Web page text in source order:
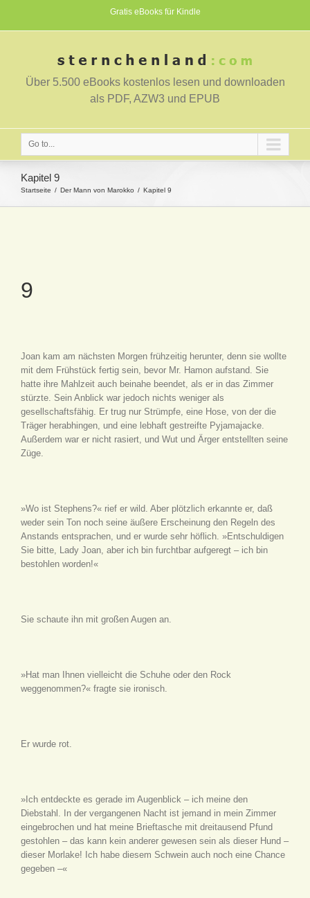
Gratis eBooks für Kindle
Über 5.500 eBooks kostenlos lesen und downloaden
als PDF, AZW3 und EPUB
Go to...
Kapitel 9
Startseite Der Mann von Marokko Kapitel 9
9
Joan kam am nächsten Morgen frühzeitig herunter, denn sie wollte
mit dem Frühstück fertig sein, bevor Mr. Hamon aufstand. Sie
hatte ihre Mahlzeit auch beinahe beendet, als er in das Zimmer
stürzte. Sein Anblick war jedoch nichts weniger als
gesellschaftsfähig. Er trug nur Strümpfe, eine Hose, von der die
Träger herabhingen, und eine lebhaft gestreifte Pyjamajacke.
Außerdem war er nicht rasiert, und Wut und Ärger entstellten seine
Züge.
»Wo ist Stephens?« rief er wild. Aber plötzlich erkannte er, daß
weder sein Ton noch seine äußere Erscheinung den Regeln des
Anstands entsprachen, und er wurde sehr höflich. »Entschuldigen
Sie bitte, Lady Joan, aber ich bin furchtbar aufgeregt – ich bin
bestohlen worden!«
Sie schaute ihn mit großen Augen an.
»Hat man Ihnen vielleicht die Schuhe oder den Rock
weggenommen?« fragte sie ironisch.
Er wurde rot.
»Ich entdeckte es gerade im Augenblick – ich meine den
Diebstahl. In der vergangenen Nacht ist jemand in mein Zimmer
eingebrochen und hat meine Brieftasche mit dreitausend Pfund
gestohlen – das kann kein anderer gewesen sein als dieser Hund –
dieser Morlake! Ich habe diesem Schwein auch noch eine Chance
gegeben –«